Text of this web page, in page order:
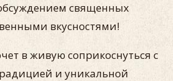
священных
вкусностями!
в живую соприкоснуться с
и уникальной